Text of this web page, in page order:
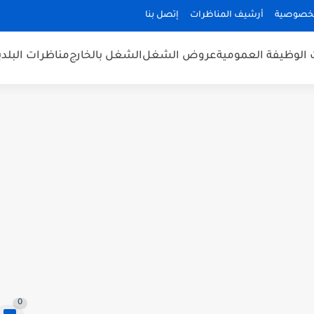
أرشيف المناظرات إتصل بنا
الوظيفة العموميةعروض الشغلالشغل بالخارجمناظرات
0